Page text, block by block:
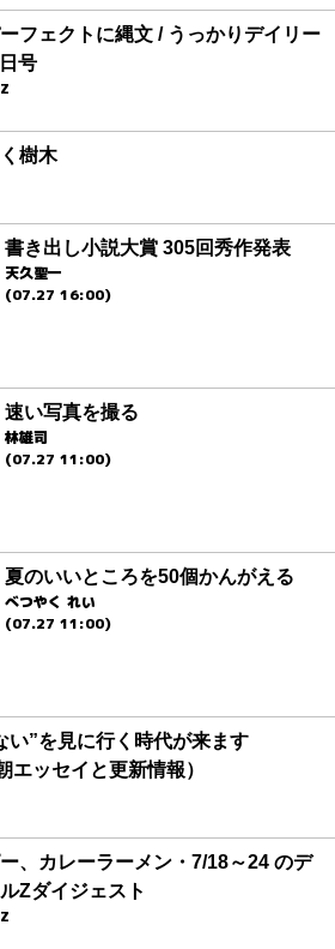
フェクトに縄文 / うっかりデイリー
号
樹木
書き出し小説大賞 305回秀作発表
天久聖一
(07.27 16:00)
速い写真を撮る
林雄司
(07.27 11:00)
夏のいいところを50個かんがえる
べつやく れい
(07.27 11:00)
い”を見に行く時代が来ます
エッセイと更新情報）
、カレーラーメン・7/18～24 のデ
Zダイジェスト